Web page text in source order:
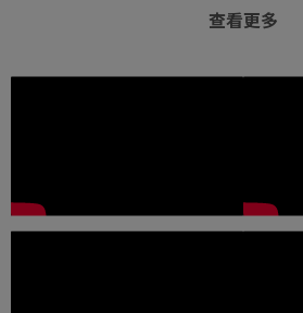
查看更多